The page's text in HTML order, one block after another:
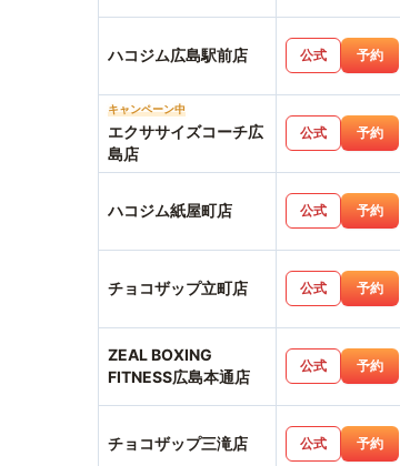
ハコジム広島駅前店 公式 予約
キャンペーン中
エクササイズコーチ広
島店
公式 予約
ハコジム紙屋町店 公式 予約
チョコザップ立町店 公式 予約
ZEAL BOXING
FITNESS広島本通店
公式 予約
チョコザップ三滝店 公式 予約